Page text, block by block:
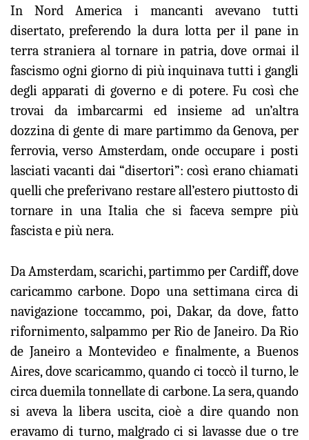
In Nord America i mancanti avevano tutti
disertato, preferendo la dura lotta per il pane in
terra straniera al tornare in patria, dove ormai il
fascismo ogni giorno di più inquinava tutti i gangli
degli apparati di governo e di potere. Fu così che
trovai da imbarcarmi ed insieme ad un’altra
dozzina di gente di mare partimmo da Genova, per
ferrovia, verso Amsterdam, onde occupare i posti
lasciati vacanti dai “disertori”: così erano chiamati
quelli che preferivano restare all’estero piuttosto di
tornare in una Italia che si faceva sempre più
fascista e più nera.
Da Amsterdam, scarichi, partimmo per Cardiff, dove
caricammo carbone. Dopo una settimana circa di
navigazione toccammo, poi, Dakar, da dove, fatto
rifornimento, salpammo per Rio de Janeiro. Da Rio
de Janeiro a Montevideo e finalmente, a Buenos
Aires, dove scaricammo, quando ci toccò il turno, le
circa duemila tonnellate di carbone. La sera, quando
si aveva la libera uscita, cioè a dire quando non
eravamo di turno, malgrado ci si lavasse due o tre